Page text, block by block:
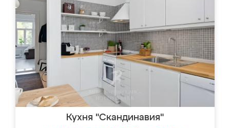
Кухня "Скандинавия"